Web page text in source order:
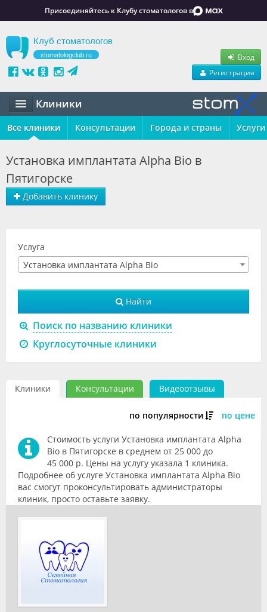
Присоединяйтесь к Клубу стоматологов в
Клуб стоматологов
stomatologclub.ru
Вход
Регистрация
Клиники
Статьи
Обучение
Вакансии
Объявления
Клиники
Специалисты
Все клиники Консультации Города и страны Услуги
Добавить клинику
Установка имплантата Alpha Bio в
Пятигорске
Услуга
Установка имплантата Alpha Bio
Найти
Поиск по названию клиники
Круглосуточные клиники
Клиники Консультации Видеоотзывы
по популярности по цене
Стоимость услуги Установка имплантата Alpha
Bio в Пятигорске в среднем от 25 000 до
45 000 р. Цены на услугу указала 1 клиника.
Подробнее об услуге Установка имплантата Alpha Bio
вас смогут проконсультировать администраторы
клиник, просто оставьте заявку.